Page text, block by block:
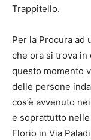
Trappitello.
Per la Procura ad
che ora si trova in
questo momento
delle persone
cos’è avvenuto
e soprattutto
Florio in Via